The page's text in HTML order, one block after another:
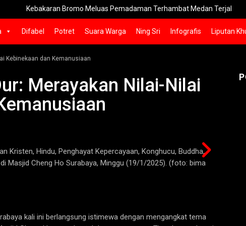
Kebakaran Bromo Meluas Pemadaman Terhambat Medan Terjal
Difabel Potret Suara Warga Ning Sri Infografis Liputan
Kebinekaan dan Kemanusiaan
Merayakan Nilai-Nilai
Kristen, Hindu, Penghayat Kepercayaan, Konghucu, Buddha,
Masjid Cheng Ho Surabaya, Minggu (19/1/2025). (foto: bima
kali ini berlangsung istimewa dengan mengangkat tema